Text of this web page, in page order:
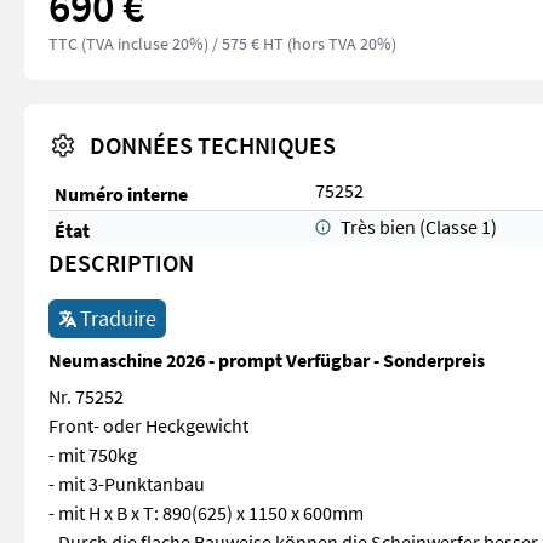
TTC (TVA incluse 20%) / 575 € HT (hors TVA 20%)
DONNÉES TECHNIQUES
Numéro interne
75252
État
Très bien (Classe 1)
DESCRIPTION
Traduire
Neumaschine 2026 - prompt Verfügbar - Sonderpreis
Nr. 75252
Front- oder Heckgewicht
- mit 750kg
- mit 3-Punktanbau
- mit H x B x T: 890(625) x 1150 x 600mm